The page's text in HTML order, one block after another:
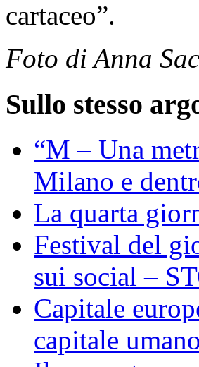
cartaceo”.
Foto di Anna
Sullo stesso
“M – Una
Milano e
La quarta
Festival del
sui social –
Capitale
capitale